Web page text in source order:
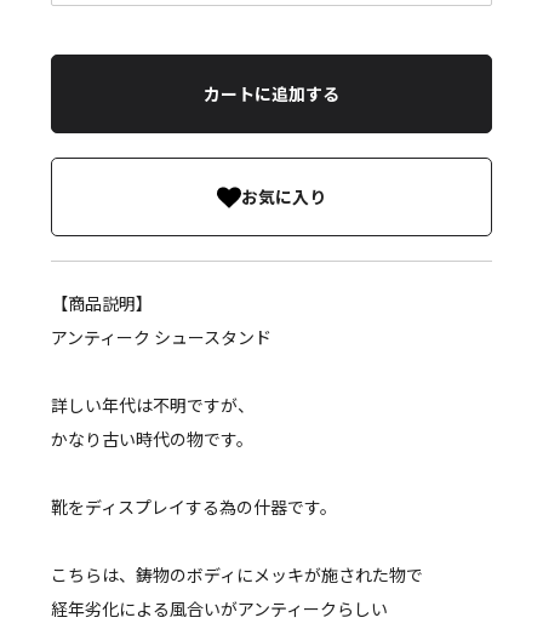
カートに追加する
お気に入り
【商品説明】
アンティーク シュースタンド
詳しい年代は不明ですが、
かなり古い時代の物です。
靴をディスプレイする為の什器です。
こちらは、鋳物のボディにメッキが施された物で
経年劣化による風合いがアンティークらしい